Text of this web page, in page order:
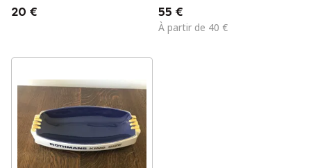
Alessi
20 €
de style florentin
55 €
À partir de 40 €